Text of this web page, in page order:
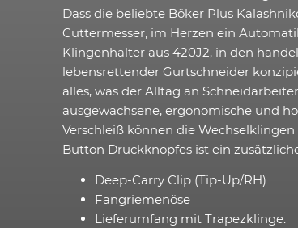
Dass die beliebte Böker Plus
Cuttermesser, im Herzen ein
Klingenhalter aus 420J2, in den
lebensrettender Gurtschneider
alles, was der Alltag an
ausgewachsene, ergonomische und
Verschleiß können die
Button Druckknopfes ist ein
Deep-Carry Clip (Tip-Up/RH)
Fangriemenöse
Lieferumfang mit Trapezklinge.